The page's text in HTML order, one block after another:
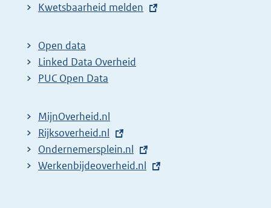
E
t
e
r
l
i
n
k
Kwetsbaarheid melden
Open data
Linked Data Overheid
PUC Open Data
MijnOverheid.nl
E
x
t
Rijksoverheid.nl
E
x
Ondernemersplein.nl
E
Werkenbijdeoverheid.nl